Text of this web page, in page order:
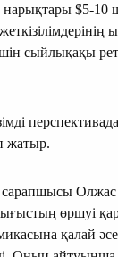
нарықтары $5-
сыйлықақы
жатыр.
Олжас
өршуі
қалай